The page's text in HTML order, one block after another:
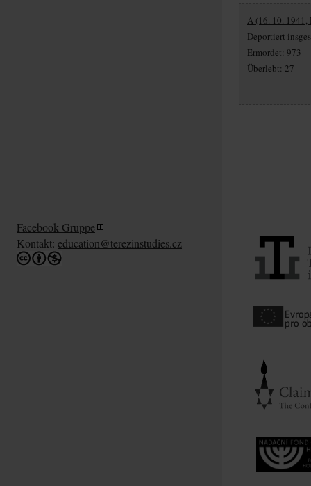
A (16. 10. 1941,
Deportiert
Ermordet: 973
Überlebt: 27
Facebook-Gruppe
Kontakt: education@terezinstudies.cz